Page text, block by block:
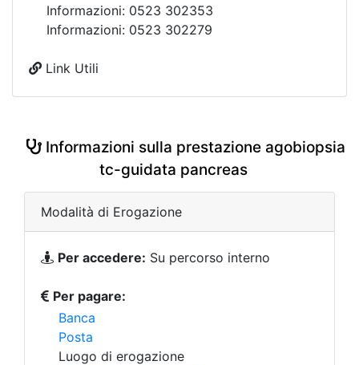
Informazioni: 0523 302353
Informazioni: 0523 302279
Link Utili
Informazioni sulla prestazione agobiopsia
tc-guidata pancreas
Modalità di Erogazione
Per accedere: Su percorso interno
Per pagare:
Banca
Posta
Luogo di erogazione